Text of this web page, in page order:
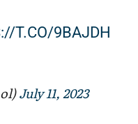
T.CO/9BAJDH
July 11, 2023